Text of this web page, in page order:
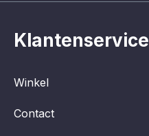
Klantenservice
Winkel
Contact